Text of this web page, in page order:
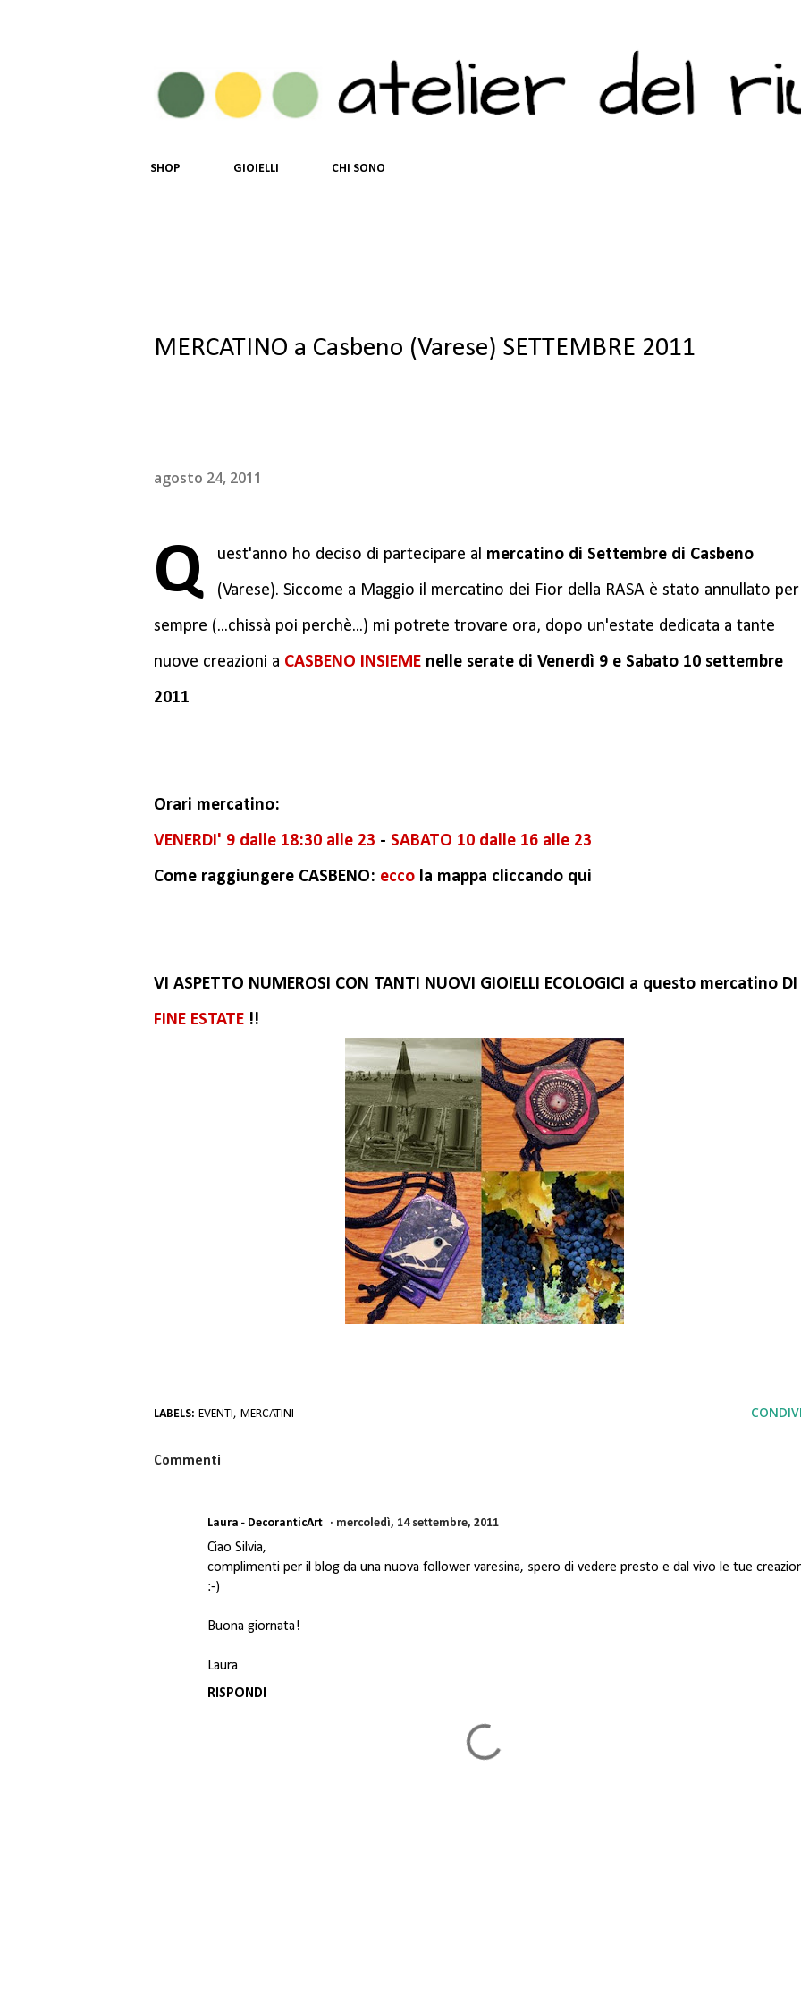
SHOP GIOIELLI CHI SONO
MERCATINO a Casbeno (Varese) SETTEMBRE 2011
agosto 24, 2011
Q uest'anno ho deciso di partecipare al mercatino di Settembre di Casbeno
(Varese). Siccome a Maggio il mercatino dei Fior della RASA è stato annullato per
sempre (...chissà poi perchè...) mi potrete trovare ora, dopo un'estate dedicata a tante
nuove creazioni a CASBENO INSIEME nelle serate di Venerdì 9 e Sabato 10 settembre
2011
Orari mercatino:
VENERDI' 9 dalle 18:30 alle 23 - SABATO 10 dalle 16 alle 23
Come raggiungere CASBENO: ecco la mappa cliccando qui
VI ASPETTO NUMEROSI CON TANTI NUOVI GIOIELLI ECOLOGICI a questo mercatino DI
FINE ESTATE !!
LABELS: EVENTI MERCATINI
Commenti
Laura - DecoranticArt mercoledì, 14 settembre, 2011
Ciao Silvia,
complimenti per il blog da una nuova follower varesina, spero di vedere presto e dal vivo le tue
:-)
Buona giornata!
Laura
RISPONDI